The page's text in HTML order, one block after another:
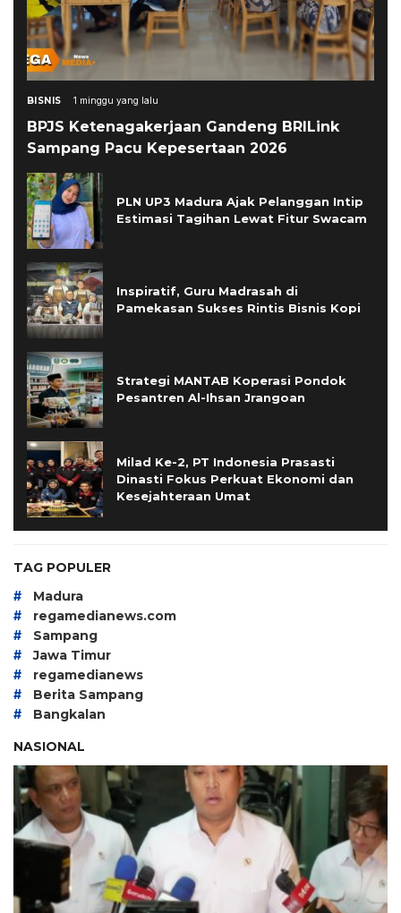
BISNIS 1 minggu yang lalu
BPJS Ketenagakerjaan Gandeng BRILink
Sampang Pacu Kepesertaan 2026
PLN UP3 Madura Ajak Pelanggan Intip
Estimasi Tagihan Lewat Fitur Swacam
Inspiratif, Guru Madrasah di
Pamekasan Sukses Rintis Bisnis Kopi
Strategi MANTAB Koperasi Pondok
Pesantren Al-Ihsan Jrangoan
Milad Ke-2, PT Indonesia Prasasti
Dinasti Fokus Perkuat Ekonomi dan
Kesejahteraan Umat
TAG POPULER
# Madura
# regamedianews.com
# Sampang
# Jawa Timur
# regamedianews
# Berita Sampang
#
Bangkalan
NASIONAL